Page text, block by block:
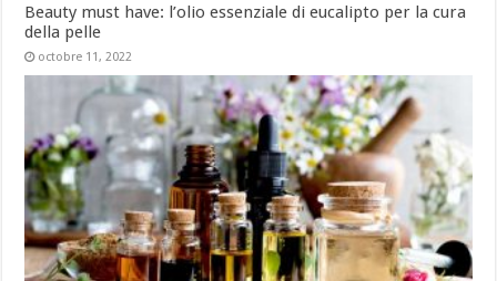
Beauty must have: l’olio essenziale di eucalipto per la cura
della pelle
octobre 11, 2022